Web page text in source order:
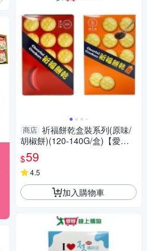
商店 祈福餅乾盒裝系列(原味/
胡椒餅)(120-140G/盒)【愛
買】
$59
4.5
加入購物車